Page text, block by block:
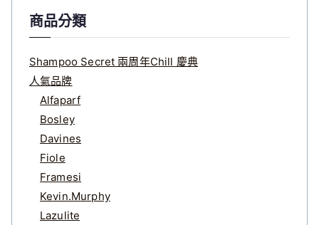
商品分類
Shampoo Secret 兩周年Chill 慶典
人氣品牌
Alfaparf
Bosley
Davines
Fiole
Framesi
Kevin.Murphy
Lazulite